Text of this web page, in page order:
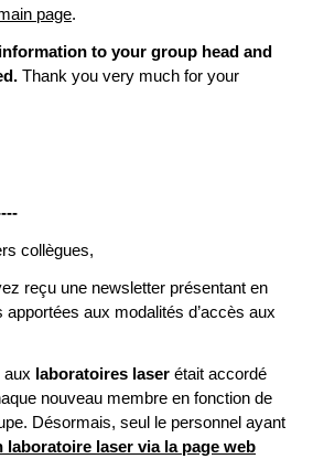
page.
to your group head and
Thank you very much for your
collègues,
reçu une newsletter présentant en
aux modalités d’accès aux
aux laboratoires laser était accordé
nouveau membre en fonction de
Désormais, seul le personnel ayant
laboratoire laser via la page web